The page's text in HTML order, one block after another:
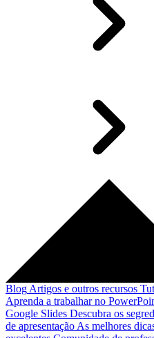
Blog Artigos e outros recursos
Aprenda a trabalhar no
Google Slides Descubra os
de apresentação As melhores